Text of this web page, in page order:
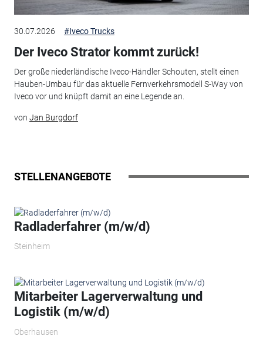
30.07.2026 #Iveco Trucks
Der Iveco Strator kommt zurück!
Der große niederländische Iveco-Händler Schouten, stellt einen
Hauben-Umbau für das aktuelle Fernverkehrsmodell S-Way von
Iveco vor und knüpft damit an eine Legende an.
von Jan Burgdorf
STELLENANGEBOTE
Radladerfahrer (m/w/d)
Steinheim
Mitarbeiter Lagerverwaltung und
Logistik (m/w/d)
Oberhausen